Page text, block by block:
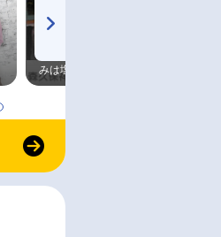
みは塩だけ